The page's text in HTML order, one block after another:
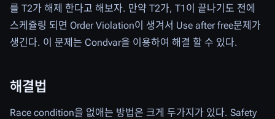
를 T2가 해제 한다고 해보자. 만약 T2가, T1이 끝나기도 전에
스케쥴링 되면 Order Violation이 생겨서 Use after free문제가
생긴다. 이 문제는 Condvar을 이용하여 해결 할 수 있다.
해결법
Race condition을 없애는 방법은 크게 두가지가 있다. Safety